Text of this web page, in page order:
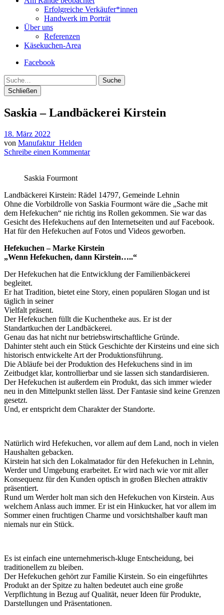
Erfolgreiche Verkäufer*innen
Handwerk im Porträt
Über uns
Referenzen
Käsekuchen-Area
Facebook
Suche
Schließen
Saskia – Landbäckerei Kirstein
18. März 2022
von Manufaktur_Helden
Schreibe einen Kommentar
Saskia Fourmont
Landbäckerei Kirstein: Rädel 14797, Gemeinde Lehnin
Ohne die Vorbildrolle von Saskia Fourmont wäre die „Sache mit
dem Hefekuchen“ nie richtig ins Rollen gekommen. Sie war das
Gesicht des Hefekuchens auf den Internetseiten und auf Facebook.
Hat für den Hefekuchen auf Fotos und Videos geworben.
Hefekuchen – Marke Kirstein
„Wenn Hefekuchen, dann Kirstein…..“
Der Hefekuchen hat die Entwicklung der Familienbäckerei
begleitet.
Er hat Tradition, bietet eine Story, einen populären Slogan und ist
täglich in seiner
Vielfalt präsent.
Der Hefekuchen füllt die Kuchentheke aus. Er ist der
Standartkuchen der Landbäckerei.
Genau das hat nicht nur betriebswirtschaftliche Gründe.
Dahinter steht auch ein Stück Geschichte der Kirsteins und eine sich
historisch entwickelte Art der Produktionsführung.
Die Abläufe bei der Produktion des Hefekuchens sind in im
Zeitbudget klar, kontrollierbar und sie lassen sich standardisieren.
Der Hefekuchen ist außerdem ein Produkt, das sich immer wieder
neu in den Mittelpunkt stellen lässt. Der Fantasie sind keine Grenzen
gesetzt.
Und, er entspricht dem Charakter der Standorte.
Natürlich wird Hefekuchen, vor allem auf dem Land, noch in vielen
Haushalten gebacken.
Kirstein hat sich den Lokalmatador für den Hefekuchen in Lehnin,
Werder und Umgebung erarbeitet. Er wird nach wie vor mit aller
Konsequenz für den Kunden optisch in großen Blechen attraktiv
präsentiert.
Rund um Werder holt man sich den Hefekuchen von Kirstein. Aus
welchem Anlass auch immer. Er ist ein Hinkucker, hat vor allem im
Sommer einen fruchtigen Charme und vorsichtshalber kauft man
niemals nur ein Stück.
Es ist einfach eine unternehmerisch-kluge Entscheidung, bei
traditionellem zu bleiben.
Der Hefekuchen gehört zur Familie Kirstein. So ein eingeführtes
Produkt an der Spitze zu halten bedeutet auch eine große
Verpflichtung in Bezug auf Qualität, neuer Ideen für Produkte,
Darstellungen und Präsentationen.